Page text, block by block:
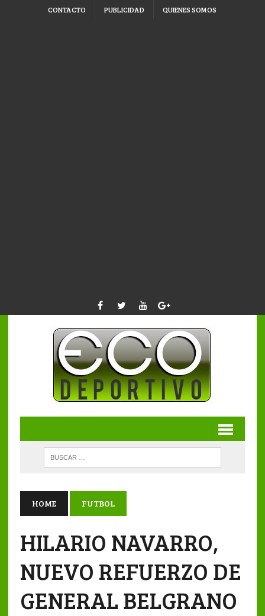
CONTACTO PUBLICIDAD QUIENES SOMOS
HOME FUTBOL
HILARIO NAVARRO,
NUEVO REFUERZO DE
GENERAL BELGRANO